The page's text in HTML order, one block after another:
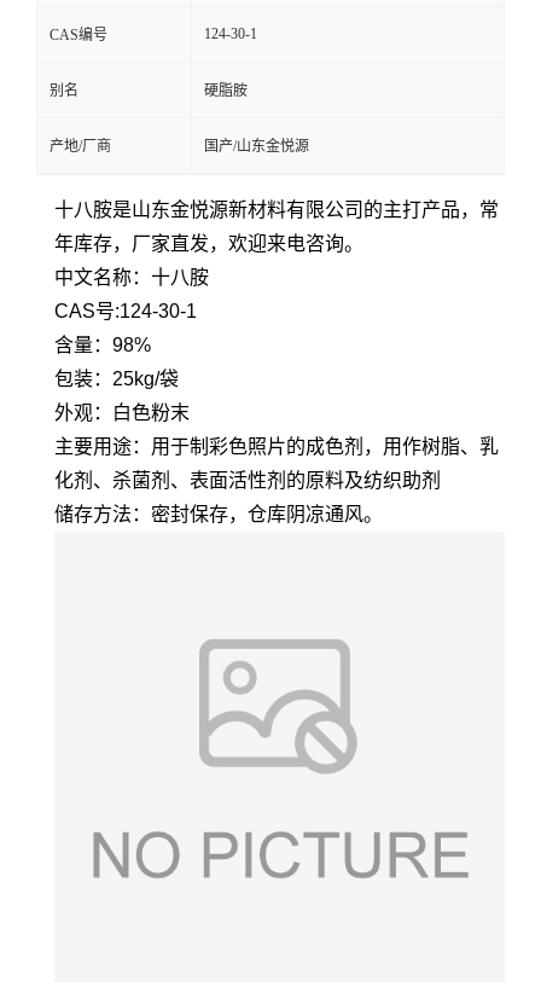
CAS编号 124-30-1
别名 硬脂胺
产地/厂商 国产/山东金悦源
十八胺是山东金悦源新材料有限公司的主打产品，常
年库存，厂家直发，欢迎来电咨询。
中文名称：十八胺
CAS号:124-30-1
含量：98%
包装：25kg/袋
外观：白色粉末
主要用途：用于制彩色照片的成色剂，用作树脂、乳
化剂、杀菌剂、表面活性剂的原料及纺织助剂
储存方法：密封保存，仓库阴凉通风。